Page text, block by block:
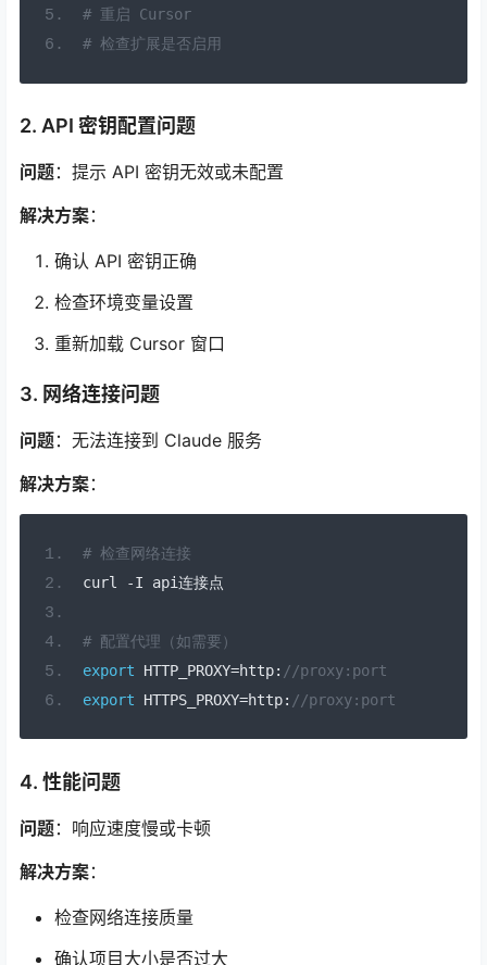
# 重启 Cursor
# 检查扩展是否启用
2. API 密钥配置问题
问题：提示 API 密钥无效或未配置
解决方案：
确认 API 密钥正确
检查环境变量设置
重新加载 Cursor 窗口
3. 网络连接问题
问题：无法连接到 Claude 服务
解决方案：
# 检查网络连接
curl
-I api连接点
# 配置代理（如需要）
export HTTP_PROXY=http: //proxy:port
export HTTPS_PROXY=http: //proxy:port
4. 性能问题
问题：响应速度慢或卡顿
解决方案：
检查网络连接质量
确认项目大小是否过大